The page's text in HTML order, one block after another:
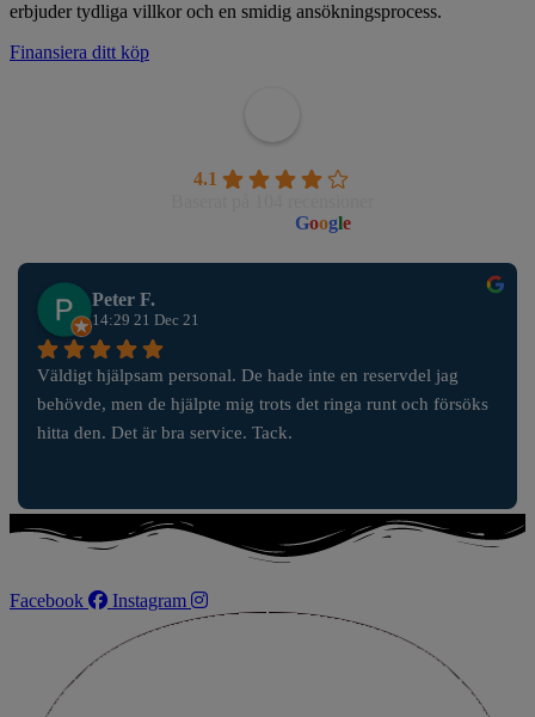
erbjuder tydliga villkor och en smidig ansökningsprocess.
Finansiera ditt köp
4.1
Google
Peter F.
14:29 21 Dec 21
Väldigt hjälpsam personal. De hade inte en reservdel jag
behövde, men de hjälpte mig trots det ringa runt och försöks
hitta den. Det är bra service. Tack.
Facebook Instagram